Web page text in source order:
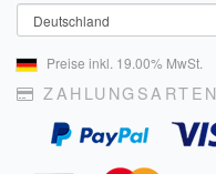
Land
Preise inkl. 19.00% MwSt.
ZAHLUNGSARTEN